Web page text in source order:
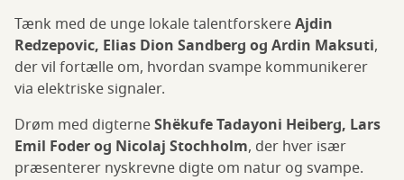
Tænk med de unge lokale talentforskereAjdin
Redzepovic, Elias Dion Sandberg og Ardin Maksuti,
der vil fortælle om, hvordan svampe kommunikerer
via elektriske signaler.
Drøm med digterneShëkufe Tadayoni Heiberg, Lars
Emil Foder og Nicolaj Stochholm, der hver især
præsenterer nyskrevne digte om natur og svampe.